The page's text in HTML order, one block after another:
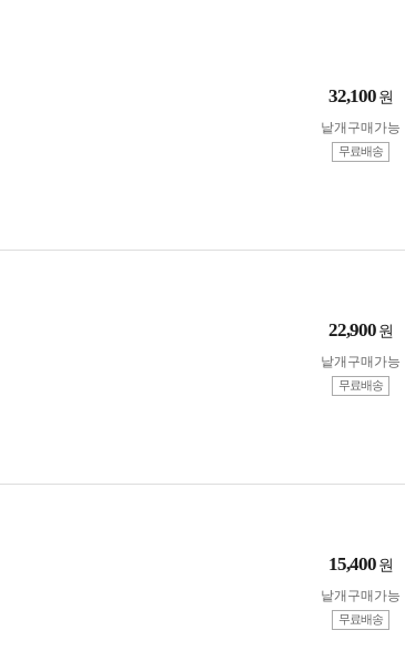
32,100 원
낱개구매가능
무료배송
22,900 원
낱개구매가능
무료배송
15,400 원
낱개구매가능
무료배송